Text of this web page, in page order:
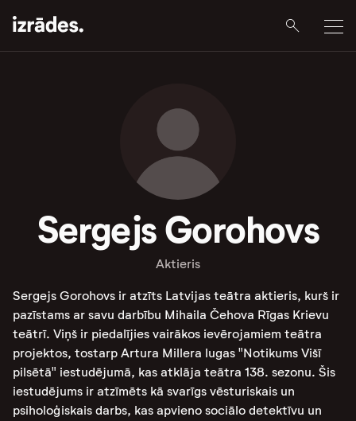
Sergejs Gorohovs
Aktieris
Sergejs Gorohovs ir atzīts Latvijas teātra aktieris, kurš ir
pazīstams ar savu darbību Mihaila Čehova Rīgas Krievu
teātrī. Viņš ir piedalījies vairākos ievērojamiem teātra
projektos, tostarp Artura Millera lugas "Notikums Višī
pilsētā" iestudējumā, kas atklāja teātra 138. sezonu. Šis
iestudējums ir atzīmēts kā svarīgs vēsturiskais un
psiholoģiskais darbs, kas apvieno sociālo detektīvu un